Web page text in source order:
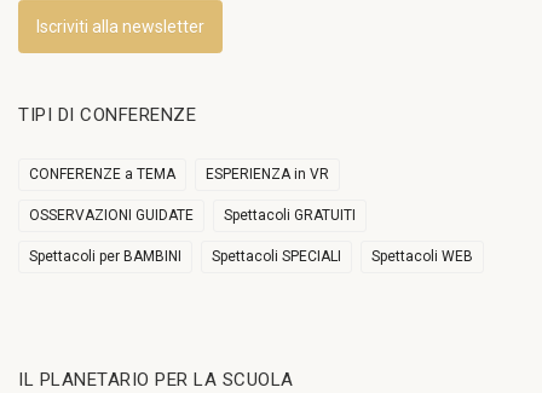
Iscriviti alla newsletter
TIPI DI CONFERENZE
CONFERENZE a TEMA ESPERIENZA in VR
OSSERVAZIONI GUIDATE Spettacoli GRATUITI
Spettacoli per BAMBINI Spettacoli SPECIALI Spettacoli WEB
IL PLANETARIO PER LA SCUOLA